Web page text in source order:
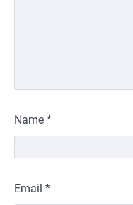
Name *
Email *